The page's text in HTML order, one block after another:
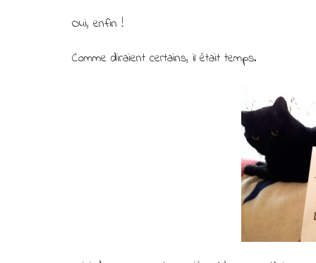
Oui, enfin !
Comme diraient certains, il était temps.